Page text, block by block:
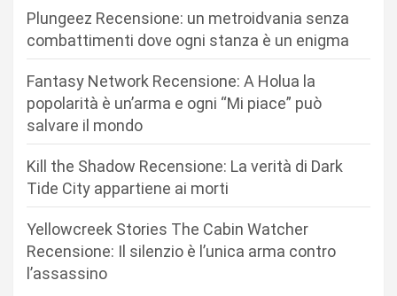
Plungeez Recensione: un metroidvania senza
combattimenti dove ogni stanza è un enigma
Fantasy Network Recensione: A Holua la
popolarità è un’arma e ogni “Mi piace” può
salvare il mondo
Kill the Shadow Recensione: La verità di Dark
Tide City appartiene ai morti
Yellowcreek Stories The Cabin Watcher
Recensione: Il silenzio è l’unica arma contro
l’assassino